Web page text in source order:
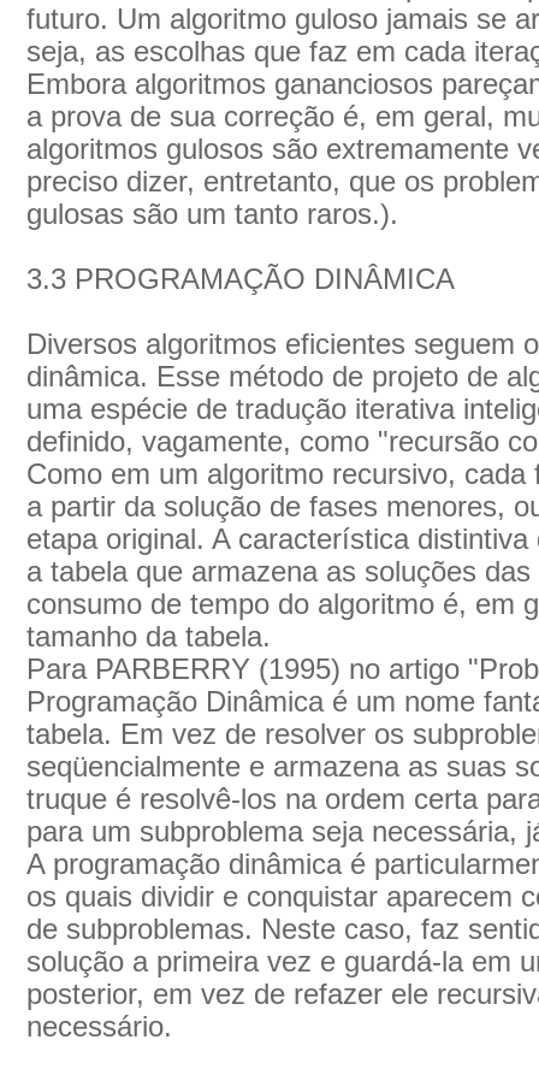
futuro. Um algoritmo guloso jamais se
seja, as escolhas que faz em cada
Embora algoritmos gananciosos
a prova de sua correção é, em geral,
algoritmos gulosos são extremamente
preciso dizer, entretanto, que os
gulosas são um tanto raros.).
3.3 PROGRAMAÇÃO DINÂMICA
Diversos algoritmos eficientes seguem
dinâmica. Esse método de projeto de
uma espécie de tradução iterativa
definido, vagamente, como "recursão
Como em um algoritmo recursivo,
a partir da solução de fases menores,
etapa original. A característica
a tabela que armazena as soluções
consumo de tempo do algoritmo é, em
tamanho da tabela.
Para PARBERRY (1995) no artigo
Programação Dinâmica é um nome
tabela. Em vez de resolver os
seqüencialmente e armazena as suas
truque é resolvê-los na ordem certa
para um subproblema seja necessária,
A programação dinâmica é
os quais dividir e conquistar aparecem
de subproblemas. Neste caso, faz
solução a primeira vez e guardá-la em
posterior, em vez de refazer ele
necessário.